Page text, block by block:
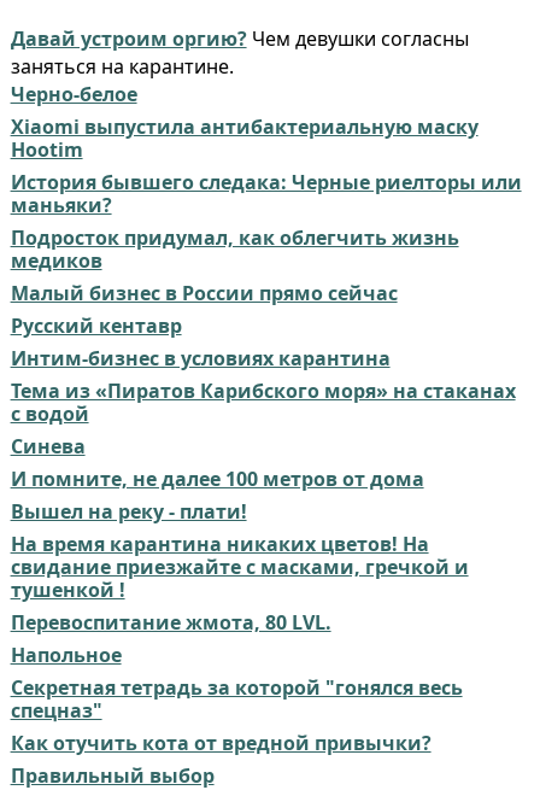
Давай устроим оргию?Чем девушки согласны
заняться на карантине.
Черно-белое
Xiaomi выпустила антибактериальную маску
Hootim
История бывшего следака: Черные риелторы или
маньяки?
Подросток придумал, как облегчить жизнь
медиков
Малый бизнес в России прямо сейчас
Русский кентавр
Интим-бизнес в условиях карантина
Тема из «Пиратов Карибского моря» на стаканах
с водой
Синева
И помните, не далее 100 метров от дома
Вышел на реку - плати!
На время карантина никаких цветов! На
свидание приезжайте с масками, гречкой и
тушенкой !
Перевоспитание жмота, 80 LVL.
Напольное
Секретная тетрадь за которой "гонялся весь
спецназ"
Как отучить кота от вредной привычки?
Правильный выбор